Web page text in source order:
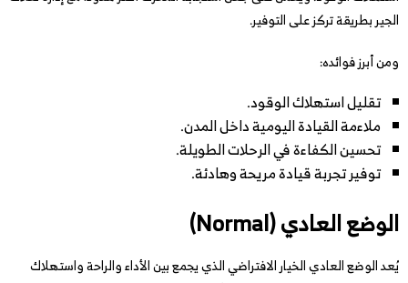
الجير بطريقة تركز على التوفير.
ومن أبرز فوائده:
تقليل استهلاك الوقود.
ملاءمة القيادة اليومية داخل المدن.
تحسين الكفاءة في الرحلات الطويلة.
توفير تجربة قيادة مريحة وهادئة.
الوضع العادي (Normal)
يُعد الوضع العادي الخيار الافتراضي الذي يجمع بين الأداء والراحة واستهلاك